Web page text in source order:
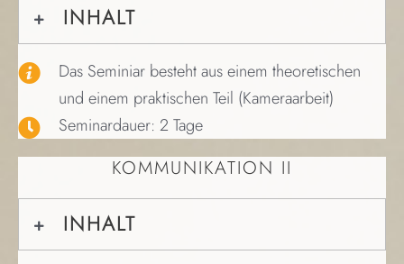
INHALT
Das Seminiar besteht aus einem theoretischen
und einem praktischen Teil (Kameraarbeit)
Seminardauer: 2 Tage
KOMMUNIKATION II
INHALT